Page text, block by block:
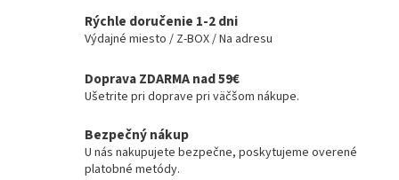
Rýchle doručenie 1-2 dni
Výdajné miesto / Z-BOX / Na adresu
Doprava ZDARMA nad 59€
Ušetrite pri doprave pri väčšom nákupe.
Bezpečný nákup
U nás nakupujete bezpečne, poskytujeme overené
platobné metódy.